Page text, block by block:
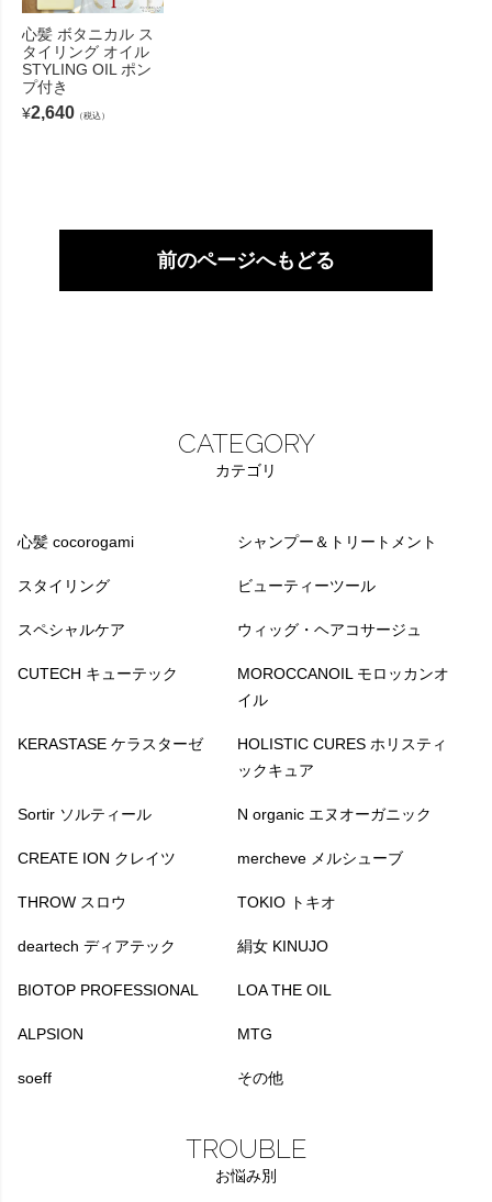
心髪 ボタニカル ス
タイリング オイル
STYLING OIL ポン
プ付き
¥2,640 （税込）
前のページへもどる
CATEGORY
カテゴリ
心髪 cocorogami シャンプー＆トリートメント
スタイリング ビューティーツール
スペシャルケア ウィッグ・ヘアコサージュ
CUTECH キューテック
MOROCCANOIL モロッカンオ
イル
KERASTASE ケラスターゼ
HOLISTIC CURES ホリスティ
ックキュア
Sortir ソルティール N organic エヌオーガニック
CREATE ION クレイツ mercheve メルシューブ
THROW スロウ TOKIO トキオ
deartech ディアテック 絹女 KINUJO
BIOTOP PROFESSIONAL LOA THE OIL
ALPSION MTG
soeff その他
TROUBLE
お悩み別